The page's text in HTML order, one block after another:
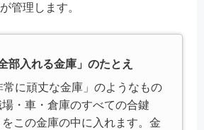
管理します。
部入れる金庫」のたとえ
常に頑丈な金庫」のようなもの
・車・倉庫のすべての合鍵
をこの金庫の中に入れます。金